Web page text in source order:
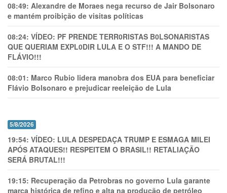
08:49: Alexandre de Moraes nega recurso de Jair Bolsonaro
e mantém proibição de visitas políticas
08:24: VÍDEO: PF PRENDE TERR0RlSTAS B0LSONARlSTAS
QUE QUERIAM EXPL0DlR LULA E O STF!!! A MANDO DE
FLÁVIO!!!
08:01: Marco Rubio lidera manobra dos EUA para beneficiar
Flávio Bolsonaro e prejudicar reeleição de Lula
5/8/2026
19:54: VÍDEO: LULA DESPEDAÇA TRUMP E ESMAGA MILEI
APÓS ATAQUES!! RESPEITEM O BRASIL!! RETALIAÇÃO
SERÁ BRUTAL!!!
19:15: Recuperação da Petrobras no governo Lula garante
marca histórica de refino e alta na produção de petróleo